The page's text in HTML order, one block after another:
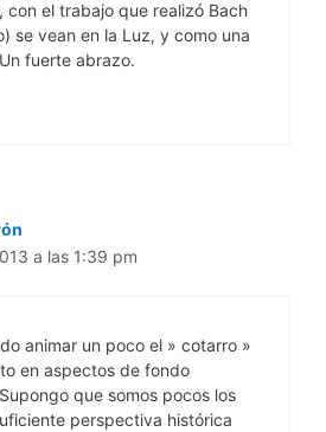
con el trabajo que realizó Bach
se vean en la Luz, y como una
fuerte abrazo.
a las 1:39 pm
animar un poco el » cotarro »
en aspectos de fondo
que somos pocos los
perspectiva histórica